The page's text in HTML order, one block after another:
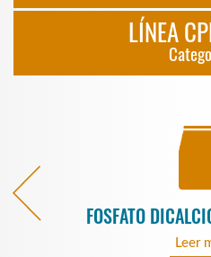
LÍNEA
FOSFATO
Leer